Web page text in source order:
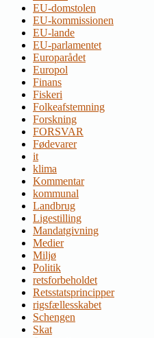
EU-domstolen
EU-kommissionen
EU-lande
EU-parlamentet
Europarådet
Europol
Finans
Fiskeri
Folkeafstemning
Forskning
FORSVAR
Fødevarer
it
klima
Kommentar
kommunal
Landbrug
Ligestilling
Mandatgivning
Medier
Miljø
Politik
retsforbeholdet
Retsstatsprincipper
rigsfællesskabet
Schengen
Skat